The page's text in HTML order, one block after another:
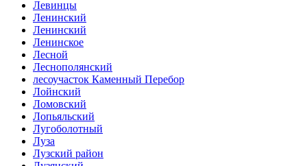
Левинцы
Ленинский
Ленинский
Ленинское
Лесной
Леснополянский
лесоучасток Каменный Перебор
Лойнский
Ломовский
Лопьяльский
Лугоболотный
Луза
Лузский район